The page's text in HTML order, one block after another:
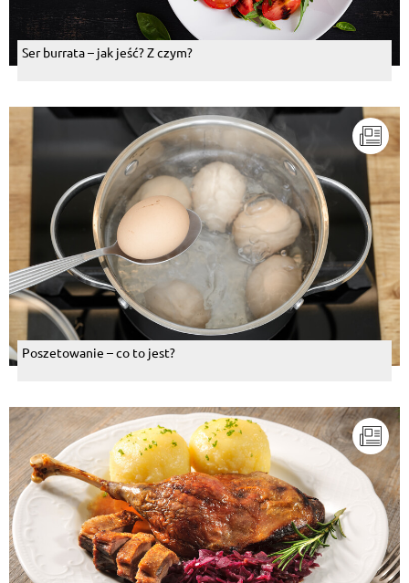
Ser burrata – jak jeść? Z czym?
Poszetowanie – co to jest?